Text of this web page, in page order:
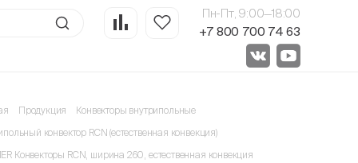
Пн-Пт, 9:00—18:00
+7 800 700 74 63
Продукция Конвекторы внутрипольные
конвектор RCN (естественная конвекция)
Конвекторы RCN, ширина 260, естественная конвекция